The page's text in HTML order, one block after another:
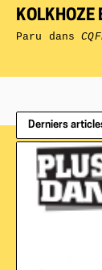
KOLKHOZE
Paru dans
Derniers